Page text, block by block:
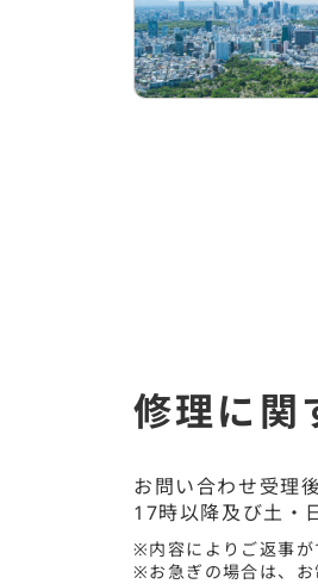
修理に関
お問い合わせ受理
17時以降及び土・
※内容によりご返事が
※お急ぎの場合は、お